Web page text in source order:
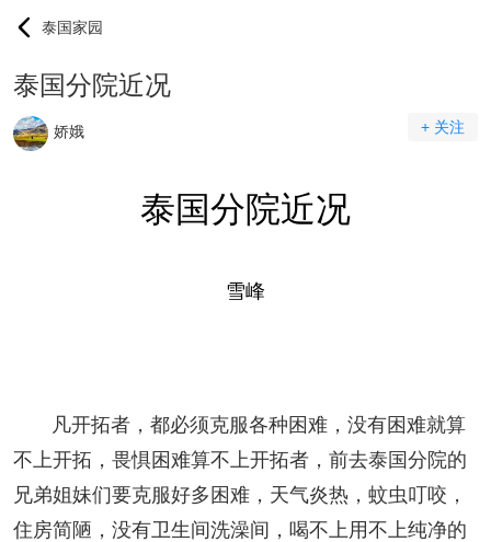
泰国家园
泰国分院近况
娇娥 + 关注
泰国分院近况
雪峰
凡开拓者，都必须克服各种困难，没有困难就算
不上开拓，畏惧困难算不上开拓者，前去泰国分院的
兄弟姐妹们要克服好多困难，天气炎热，蚊虫叮咬，
住房简陋，没有卫生间洗澡间，喝不上用不上纯净的